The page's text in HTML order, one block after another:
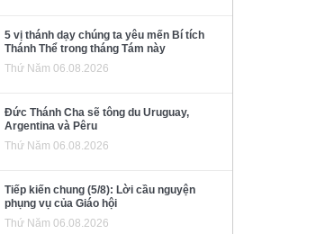
5 vị thánh dạy chúng ta yêu mến Bí tích
Thánh Thể trong tháng Tám này
Thứ Năm 06.08.2026
Đức Thánh Cha sẽ tông du Uruguay,
Argentina và Pêru
Thứ Năm 06.08.2026
Tiếp kiến chung (5/8): Lời cầu nguyện
phụng vụ của Giáo hội
Thứ Năm 06.08.2026